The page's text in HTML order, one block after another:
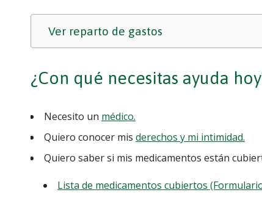
Ver reparto de gastos
¿Con qué necesitas ayuda
Necesito un médico.
Quiero conocer mis derechos y mi intimidad.
Quiero saber si mis medicamentos están
Lista de medicamentos cubiertos